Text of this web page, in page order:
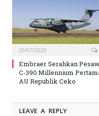
20/07/2026
Embraer Serahkan
C-390 Millennium
AU Republik Ceko
LEAVE A REPLY